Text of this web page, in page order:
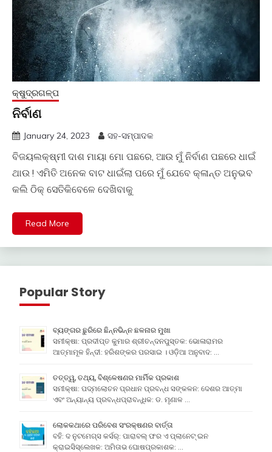
କ୍ଷୁଦ୍ରଗଳ୍ପ
ନିର୍ବାଣ
January 24, 2023 ସହ-ସମ୍ପାଦକ
ବିଜୟଲକ୍ଷ୍ମୀ ଦାଶ ମାୟା ମୋ ପଛରେ, ଆଉ ମୁଁ ନିର୍ବାଣ ପଛରେ ଧାଇଁ
ଥାଉ ! ଏମିତି ଅନେକ ବାଟ ଧାଇଁଲା ପରେ ମୁଁ ଯେବେ କ୍ଳାନ୍ତ ଅନୁଭବ
କଲି ଠିକ୍ ସେତିକିବେଳେ ଦେଖିବାକୁ
Read More
Popular Story
ବ୍ୟଙ୍ଗର ଛୁରିରେ ଛିନ୍ନଭିନ୍ନ ଛଳନାର ମୁଖା
ସମୀକ୍ଷା: ପ୍ରଦୀପ୍ତ କୁମାର ଶ୍ରୀଚନ୍ଦନପୁସ୍ତକ: ଭୋଳାରାମର
ଆତ୍ମାମୂଳ ହିନ୍ଦୀ: ହରିଶଙ୍କର ପରସାଇ । ଓଡ଼ିଆ ଅନୁବାଦ: …
ତତ୍ତ୍ୱ, ତଥ୍ୟ, ବିଶ୍ଳେଷଣର ମାର୍ମିକ ପ୍ରକାଶ
ସମୀକ୍ଷା: ପଦ୍ମଲୋଚନ ପ୍ରଧାନ ପ୍ରବନ୍ଧ ସଙ୍କଳନ: ଦେଶର ଆତ୍ମା
ଏବଂ ଅନ୍ୟାନ୍ୟ ପ୍ରବନ୍ଧପ୍ରାବନ୍ଧିକ: ଡ. ମୃଣାଳ …
ଲୋକକଥାରେ ପରିବେଶ ସଂରକ୍ଷଣର ବାର୍ତ୍ତା
ବହି: ଦ ନୁଟମେଗ୍ସ କର୍ସର୍: ପାରାବଲ୍ ଫର ଏ ପ୍ଲାନେଟ୍ ଇନ
କ୍ରାଇସିସ୍ଲେଖକ: ଅମିତାଭ ଘୋଷପ୍ରକାଶକ: …